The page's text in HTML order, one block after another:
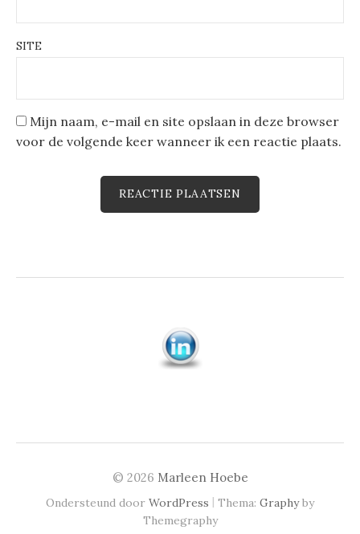
SITE
Mijn naam, e-mail en site opslaan in deze browser
voor de volgende keer wanneer ik een reactie plaats.
© 2026 Marleen Hoebe
Ondersteund door WordPress | Thema: Graphyby
Themegraphy